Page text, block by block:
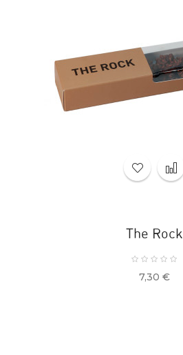
The Rock
Precio
7,30 €